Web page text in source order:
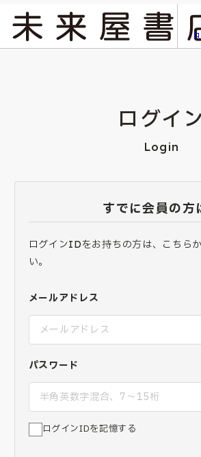
『ONE PIECE magazine 021 ONE
ログイン
Login
すでに会員の方
ログインIDをお持ちの方は、こちら
い。
メールアドレス
パスワード
ログインIDを記憶する